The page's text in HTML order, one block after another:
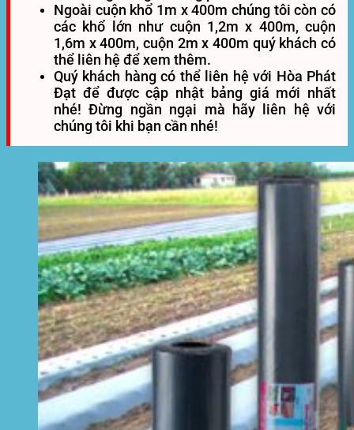
Ngoài cuộn khổ 1m x 400m chúng tôi còn có
các khổ lớn như cuộn 1,2m x 400m, cuộn
1,6m x 400m, cuộn 2m x 400m quý khách có
thể liên hệ để xem thêm.
Quý khách hàng có thể liên hệ với Hòa Phát
Đạt để được cập nhật bảng giá mới nhất
nhé! Đừng ngần ngại mà hãy liên hệ với
chúng tôi khi bạn cần nhé!